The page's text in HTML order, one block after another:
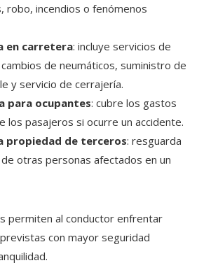
robo, incendios o fenómenos
en carretera: incluye servicios de
de neumáticos, suministro de
y servicio de cerrajería.
para ocupantes: cubre los gastos
los pasajeros si ocurre un accidente.
propiedad de terceros: resguarda
otras personas afectados en un
permiten al conductor enfrentar
con mayor seguridad